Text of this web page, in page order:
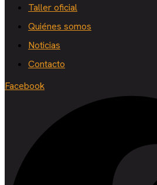
Taller oficial
Quiénes somos
Noticias
Contacto
Facebook